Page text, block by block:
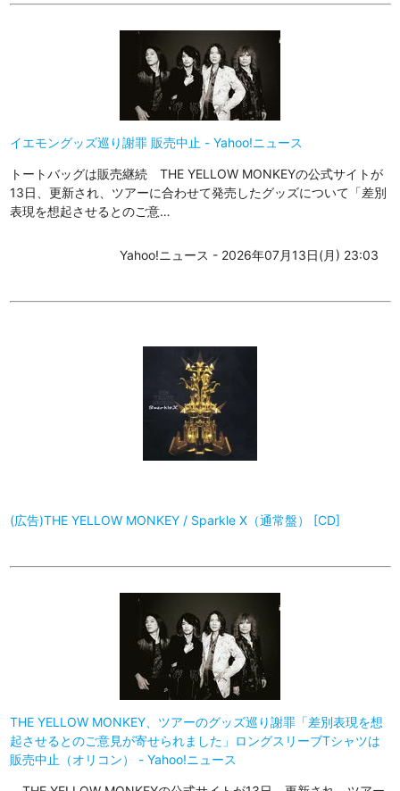
イエモングッズ巡り謝罪 販売中止 - Yahoo!ニュース
トートバッグは販売継続 THE YELLOW MONKEYの公式サイトが
13日、更新され、ツアーに合わせて発売したグッズについて「差別
表現を想起させるとのご意…
Yahoo!ニュース - 2026年07月13日(月) 23:03
(広告)THE YELLOW MONKEY / Sparkle X（通常盤） [CD]
THE YELLOW MONKEY、ツアーのグッズ巡り謝罪「差別表現を想
起させるとのご意見が寄せられました」ロングスリーブTシャツは
販売中止（オリコン） - Yahoo!ニュース